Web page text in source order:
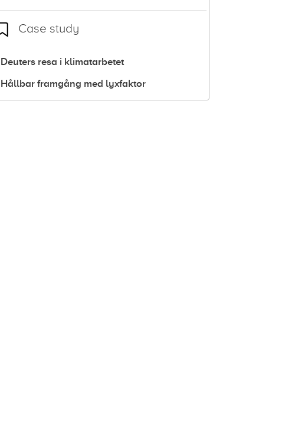
Case study
Deuters resa i klimatarbetet
Hållbar framgång med lyxfaktor